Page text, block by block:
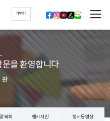
기부하기
을 환영합니다
관
복회 행사사진 행사동영상